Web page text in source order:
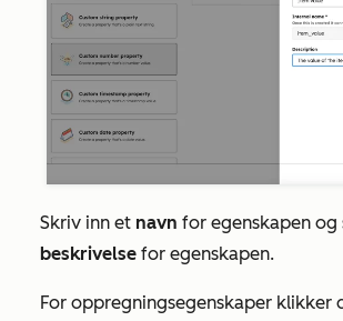
Skriv inn et navn for egenskapen og
beskrivelse for egenskapen.
For oppregningsegenskaper klikker